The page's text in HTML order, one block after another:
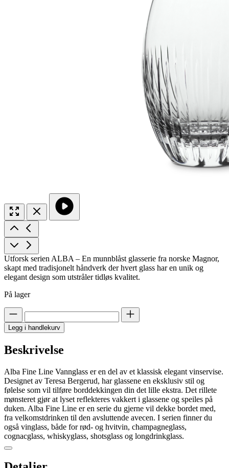
Utforsk serien ALBA – En munnblåst glasserie fra norske Magnor,
skapt med tradisjonelt håndverk der hvert glass har en unik og
elegant design som utstråler tidløs kvalitet.
På lager
Legg i handlekurv
Beskrivelse
Alba Fine Line Vannglass er en del av et klassisk elegant vinservise.
Designet av Teresa Bergerud, har glassene en eksklusiv stil og
følelse som vil tilføre borddekkingen din det lille ekstra. Det rillete
mønsteret gjør at lyset reflekteres vakkert i glassene og speiles på
duken. Alba Fine Line er en serie du gjerne vil dekke bordet med,
fra velkomstdrinken til den avsluttende avecen. I serien finner du
også vinglass, både for rød- og hvitvin, champagneglass,
cognacglass, whiskyglass, shotsglass og longdrinkglass.